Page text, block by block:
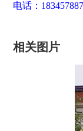
电话：
相关图片